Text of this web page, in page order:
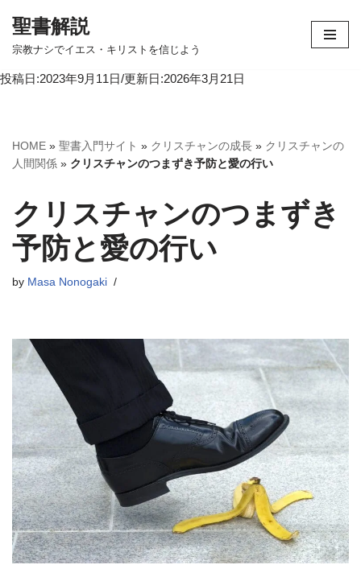
コ
テ
へ
ス
プ
聖書解説
宗教ナシでイエス・キリストを信じよう
投稿日:2023年9月11日/更新日:2026年3月21日
HOME » 聖書入門サイト » クリスチャンの成長 » クリスチャンの
人間関係 » クリスチャンのつまずき予防と愛の行い
クリスチャンのつまずき
予防と愛の行い
by Masa Nonogaki